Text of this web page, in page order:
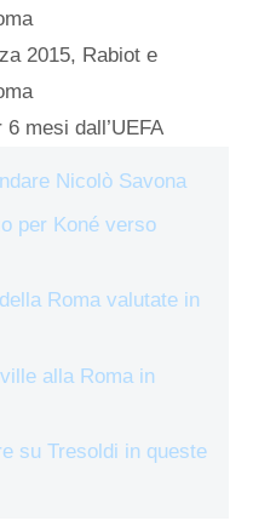
2015, Rabiot e
mesi dall’UEFA
Nicolò Savona
per Koné verso
Roma valutate in
alla Roma in
su Tresoldi in queste